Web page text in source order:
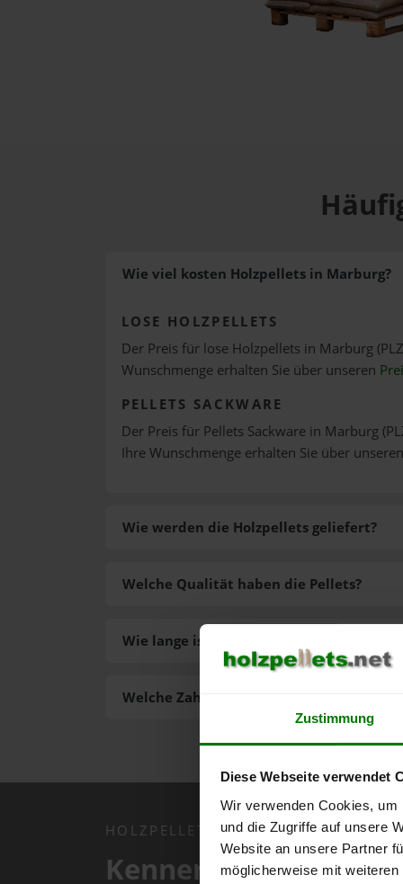
Zustimmung
Diese Webseite verwendet
Wir verwenden Cookies,
und die Zugriffe auf unsere
Website an unsere Partner
möglicherweise mit
Wie viel kosten Holzpellets in Marburg?
LOSE HOLZPELLETS
Der Preis für lose Holzpellets in Marburg
Wunschmenge erhalten Sie über unseren
PELLETS SACKWARE
Der Preis für Pellets Sackware in Marburg
Ihre Wunschmenge erhalten Sie über unseren
Wie werden die Holzpellets geliefert?
Welche Zahlungsarten gibt es?
Welche Qualität haben die Pellets?
Wie lange ist die Lieferzeit der Pellets?
HOLZPELLETS.NET APP
Kennen Sie schon